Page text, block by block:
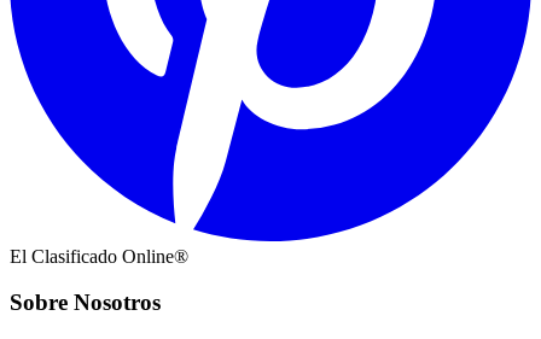
El Clasificado Online®
Sobre Nosotros